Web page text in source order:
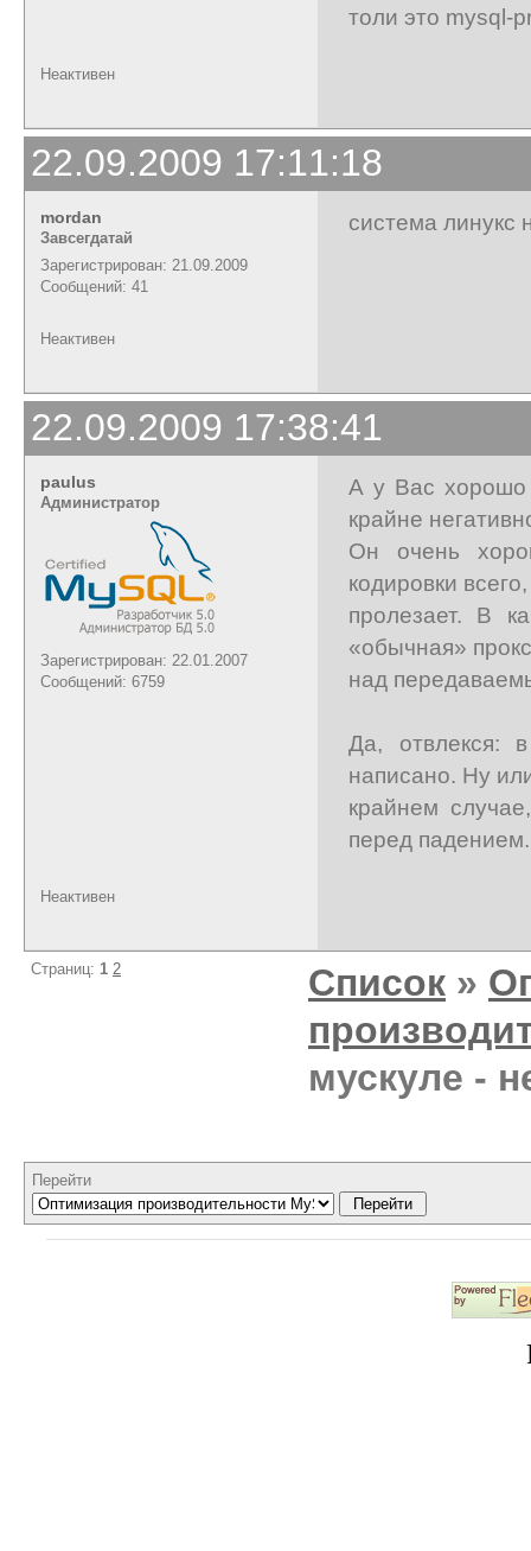
толи это mysql-
Неактивен
22.09.2009 17:11:18
mordan
Завсегдатай
Зарегистрирован: 21.09.2009
Сообщений: 41
система линукс
Неактивен
22.09.2009 17:38:41
paulus
Администратор
Зарегистрирован: 22.01.2007
Сообщений: 6759
А у Вас хорошо
крайне
Он очень
кодировки
пролезает. В
«обычная»
над
Да, отвлекся:
написано. Ну
крайнем
перед падением.
Неактивен
Страниц: 1 2 Список »
мускуле -
Перейти